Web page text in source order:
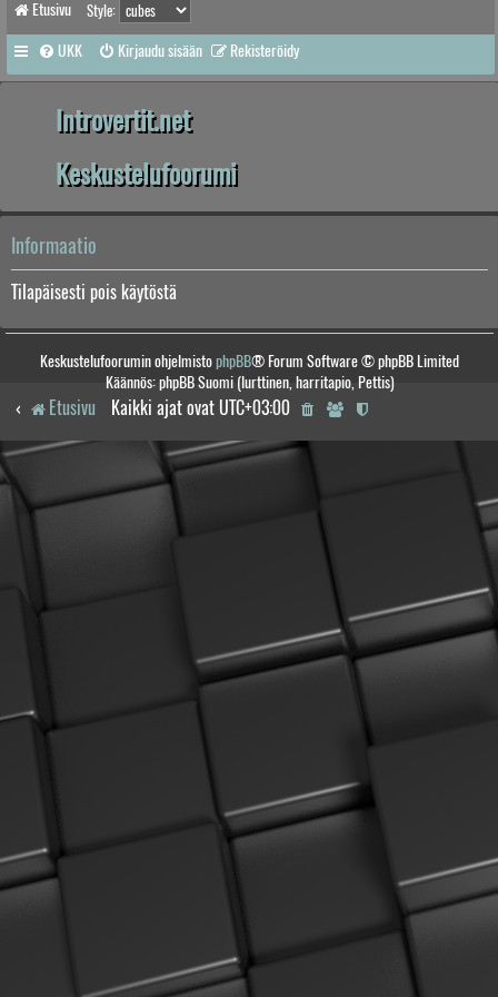
Etusivu Style:
UKK Kirjaudu sisään Rekisteröidy
Introvertit.net
Keskustelufoorumi
Informaatio
Tilapäisesti pois käytöstä
Keskustelufoorumin ohjelmistophpBB® Forum Software © phpBB Limited
Käännös: phpBB Suomi (lurttinen, harritapio, Pettis)
Etusivu Kaikki ajat ovat UTC+03:00